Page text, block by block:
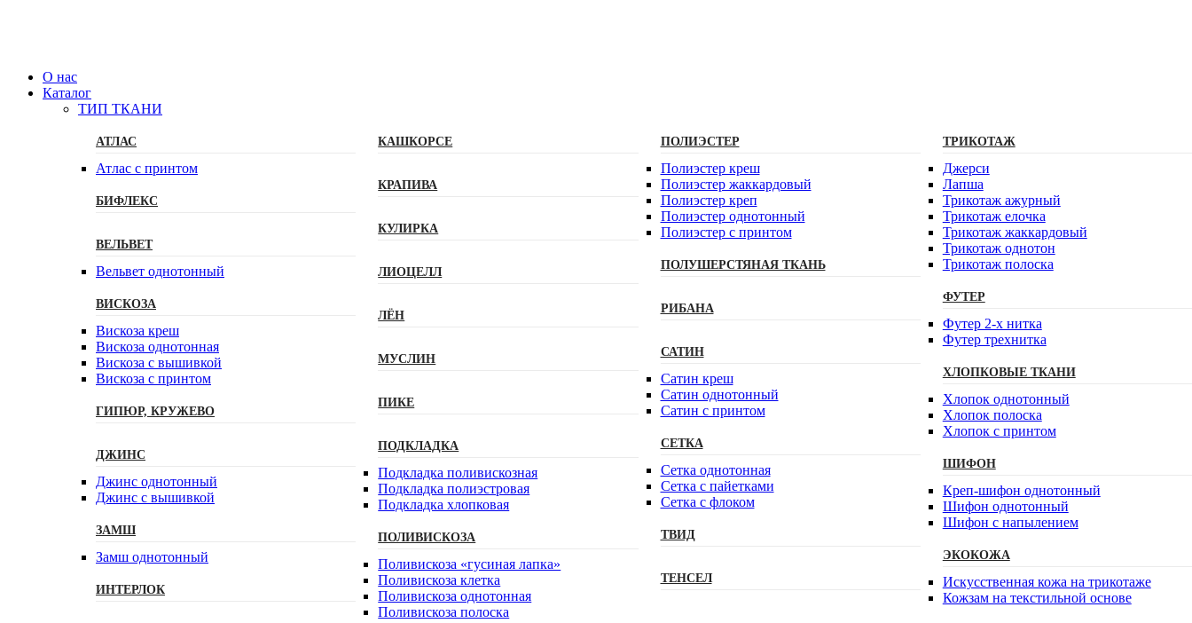
О нас
Каталог
ТИП ТКАНИ
АТЛАС
Атлас с принтом
БИФЛЕКС
ВЕЛЬВЕТ
Вельвет однотонный
ВИСКОЗА
Вискоза креш
Вискоза однотонная
Вискоза с вышивкой
Вискоза с принтом
ГИПЮР, КРУЖЕВО
ДЖИНС
Джинс однотонный
Джинс с вышивкой
ЗАМШ
Замш однотонный
ИНТЕРЛОК
КАШКОРСЕ
КРАПИВА
КУЛИРКА
ЛИОЦЕЛЛ
ЛЁН
МУСЛИН
ПИКЕ
ПОДКЛАДКА
Подкладка поливискозная
Подкладка полиэстровая
Подкладка хлопковая
ПОЛИВИСКОЗА
Поливискоза «гусиная лапка»
Поливискоза клетка
Поливискоза однотонная
Поливискоза полоска
ПОЛИЭСТЕР
Полиэстeр креш
Полиэстер жаккардовый
Полиэстер креп
Полиэстер однотонный
Полиэстер с принтом
ПОЛУШЕРСТЯНАЯ ТКАНЬ
РИБАНА
САТИН
Сатин креш
Сатин однотонный
Сатин с принтом
СЕТКА
Сетка однотонная
Сетка с пайетками
Сетка с флоком
ТВИД
ТЕНСЕЛ
ТРИКОТАЖ
Джерси
Лапша
Трикотаж ажурный
Трикотаж елочка
Трикотаж жаккардовый
Трикотаж однотон
Трикотаж полоска
ФУТЕР
Футер 2-х нитка
Футер трехнитка
ХЛОПКОВЫЕ ТКАНИ
Хлопок однотонный
Хлопок полоска
Хлопок с принтом
ШИФОН
Креп-шифон однотонный
Шифон однотонный
Шифон с напылением
ЭКОКОЖА
Искусственная кожа на трикотаже
Кожзам на текстильной основе